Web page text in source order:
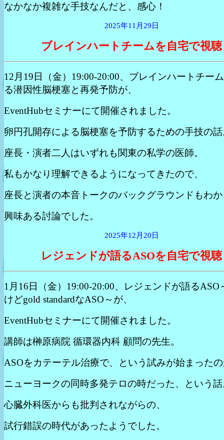
なかなか複雑な手技なんだと、感心！
2025年11月29日
ブレインハートチームを自宅で視聴
12月19日（金）19:00-20:00、ブレインハートチー
る潜因性脳梗塞と再発予防が、
EventHubセミナーにて開催されました。
卵円孔開存による脳梗塞を予防するための手技の
座長・演者二人はいずれも関東の私学の医師。
私もかなり理解できるようになってきたので、
座長と演者の本音トークのバックグラウンドもわ
興味ある討論でした。
2025年12月20日
レジェンドが語るASOを自宅で視聴
1月16日（金）19:00-20:00、レジェンドが語るASO
けどgold standardなASO～が、
EventHubセミナーにて開催されました。
講師は榊原病院 循環器内科 顧問の先生。
ASOをカテーテル治療で、という試みが始まった
ニューヨークの同時多発テロの時だった、という
心臓外科医からも批判されながらの、
試行錯誤の時代があったようでした。